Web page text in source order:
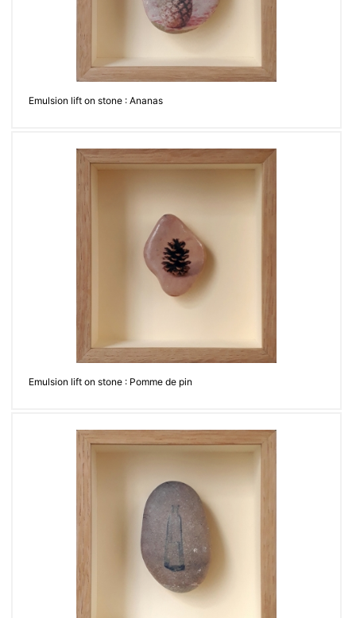
Emulsion lift on stone : Ananas
Emulsion lift on stone : Pomme de pin